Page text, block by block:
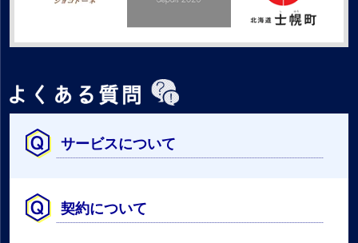
サービスについて
契約について